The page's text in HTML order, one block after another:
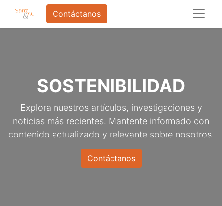
Contáctanos
SOSTENIBILIDAD
Explora nuestros artículos, investigaciones y
noticias más recientes. Mantente informado con
contenido actualizado y relevante sobre nosotros.
Contáctanos